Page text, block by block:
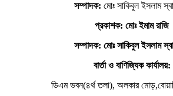
সম্পাদক: মোঃ সাকিবুল ইসলাম
প্রকাশক: মোঃ ইমাম রাজি
সম্পাদক: মোঃ সাকিবুল ইসলাম
বার্তা ও বাণিজ্যিক কার্যালয়:
ডিএম ভবন(৪র্থ তলা), অলকার